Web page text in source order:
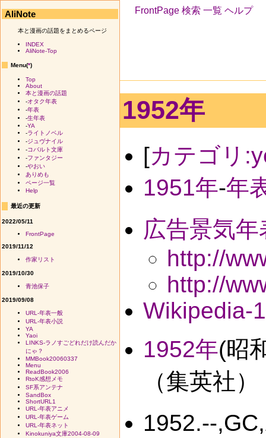
FrontPage 検索 一覧 ヘルプ
1952年
[カテゴリ
1951年-年
広告景気年
http://
http://
Wikipedia-
1952年(昭
（集英社）
1952.--
AliNote
本と漫画の話題をまとめるページ
INDEX
AliNote-Top
Menu(*)
Top
About
本と漫画の話題
-オタク年表
-年表
-生年表
-YA
-ライトノベル
-ジュヴナイル
-コバルト文庫
-ファンタジー
-やおい
ありめも
ページ一覧
Help
最近の更新
2022/05/11
FrontPage
2019/11/12
作家リスト
2019/10/30
青池保子
2019/09/08
URL-年表一般
URL-年表小説
YA
Yaoi
LINKS-ラノすごどれだけ読んだか
にゃ？
MMBook20060337
Menu
ReadBook2006
RtoK感想メモ
SF系アンテナ
SandBox
ShortURL1
URL-年表アニメ
URL-年表ゲーム
URL-年表ネット
Kinokuniya文庫2004-08-09